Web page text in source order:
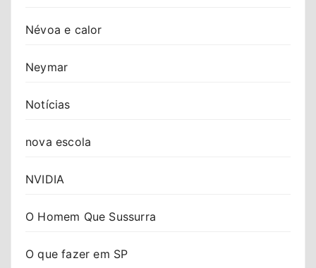
Névoa e calor
Neymar
Notícias
nova escola
NVIDIA
O Homem Que Sussurra
O que fazer em SP